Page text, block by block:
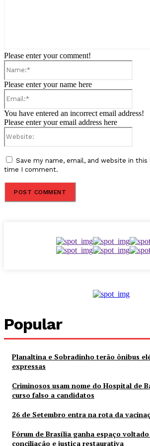
Please enter your comment!
Please enter your name here
You have entered an incorrect email address!
Please enter your email address here
Save my name, email, and website in
time I comment.
Popular
Planaltina e Sobradinho terão ônibus
expressas
Criminosos usam nome do Hospital de
curso falso a candidatos
26 de Setembro entra na rota da
Fórum de Brasília ganha espaço
conciliação e justiça restaurativa